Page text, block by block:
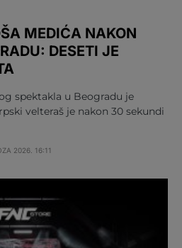
MEDIĆA NAKON
DESETI JE
spektakla u Beogradu je
velteraš je nakon 30 sekundi
2026. 16:11